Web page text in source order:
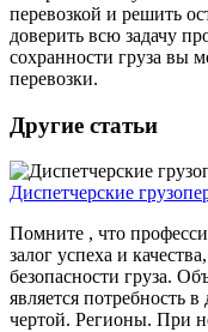
перевозкой и решить
доверить всю задачу
сохранности груза вы
перевозки.
Другие статьи
Диспетчерские
Помните , что
залог успеха и
безопасности груза.
является потребность
чертой. Регионы. При